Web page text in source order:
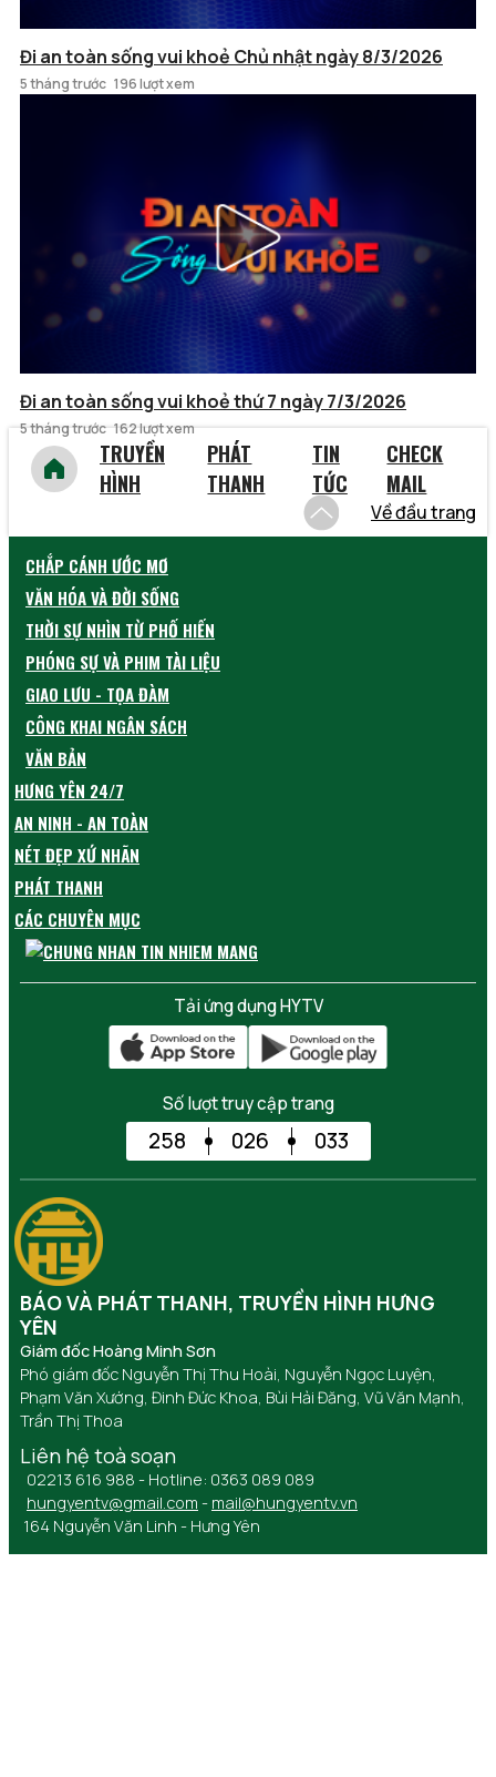
Đi an toàn sống vui khoẻ Chủ nhật ngày 8/3/2026
5 tháng trước 196 lượt xem
Đi an toàn sống vui khoẻ thứ 7 ngày 7/3/2026
5 tháng trước 162 lượt xem
TRUYỀN
HÌNH
PHÁT
THANH
TIN
TỨC
CHECK
MAIL
Về đầu trang
CHẮP CÁNH ƯỚC MƠ
VĂN HÓA VÀ ĐỜI SỐNG
THỜI SỰ NHÌN TỪ PHỐ HIẾN
PHÓNG SỰ VÀ PHIM TÀI LIỆU
GIAO LƯU - TỌA ĐÀM
CÔNG KHAI NGÂN SÁCH
VĂN BẢN
HƯNG YÊN 24/7
AN NINH - AN TOÀN
NÉT ĐẸP XỨ NHÃN
PHÁT THANH
CÁC CHUYÊN MỤC
Tải ứng dụng HYTV
Số lượt truy cập trang
258 026 033
BÁO VÀ PHÁT THANH, TRUYỀN HÌNH HƯNG
YÊN
Giám đốc Hoàng Minh Sơn
Phó giám đốc Nguyễn Thị Thu Hoài, Nguyễn Ngọc Luyện,
Phạm Văn Xướng, Đinh Đức Khoa, Bùi Hải Đăng, Vũ Văn Mạnh,
Trần Thị Thoa
Liên hệ toà soạn
02213 616 988 - Hotline: 0363 089 089
hungyentv@gmail.com - mail@hungyentv.vn
164 Nguyễn Văn Linh - Hưng Yên